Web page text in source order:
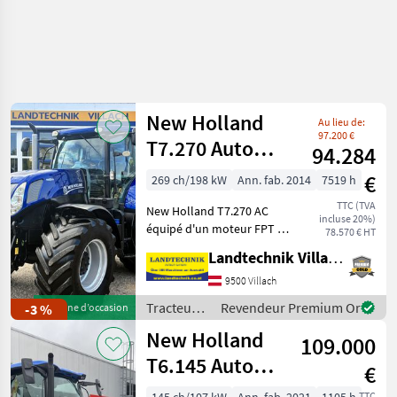
-3 %Machine d’occasion
New Holland
T7.270 Auto
Command
BluePower
Au lieu de:
97.200 €
94.284
€
TTC (TVA
incluse 20%)
78.570 € HT
269 ch/198 kW Ann. fab. 2014
7519 h
New Holland T7.270 AC
équipé d'un moteur FPT 6
poussière, d'une
transmission
Autocommand 50 km/h,
d'un système hydraulique
avant + 2 distribut
Landtechnik Villach GmbH
9500 Villach
Tracteurs
/ New
Holland
Revendeur Premium Or
New Holland
T6.145 Auto
Command
109.000
€